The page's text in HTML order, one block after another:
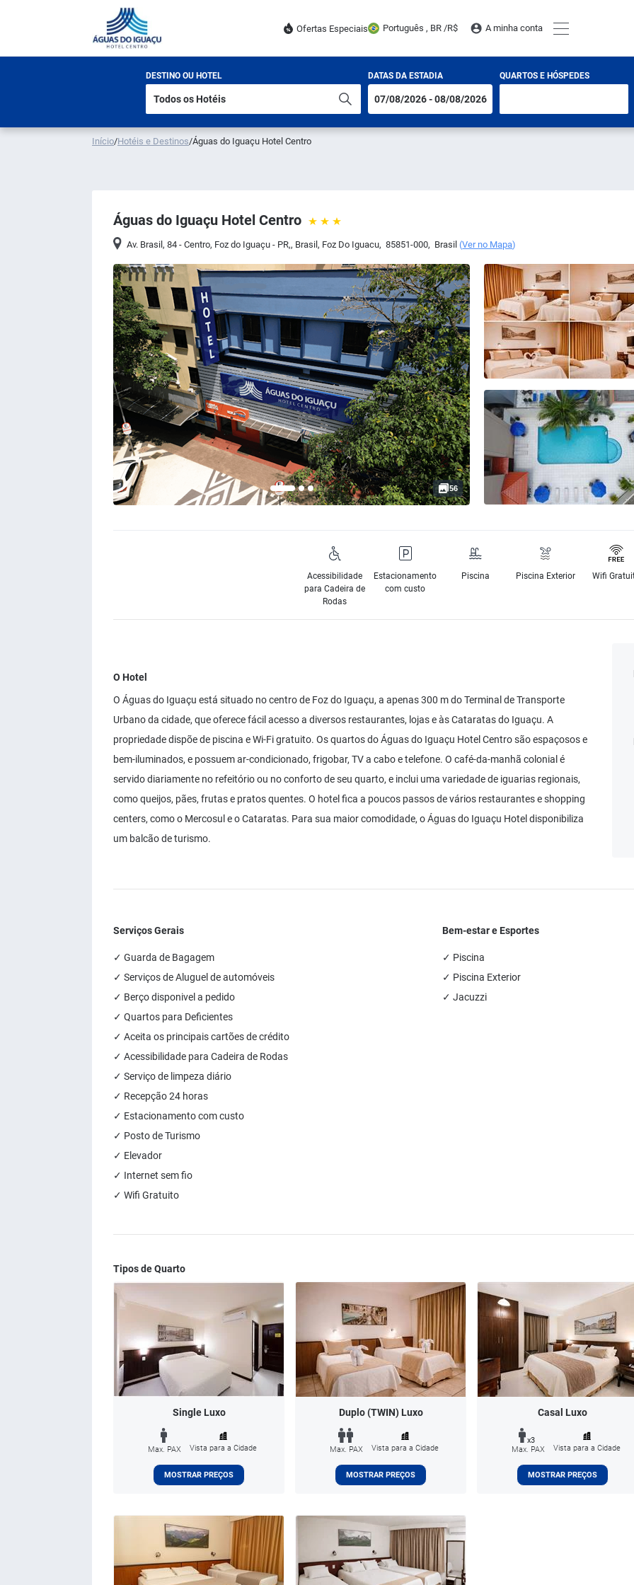
Ofertas Especiais Português , BR /R$ A minha conta
DESTINO OU HOTEL DATAS DA ESTADIA QUARTOS E HÓSPEDES
Início/Hotéis e Destinos/Águas do Iguaçu Hotel Centro
Águas do Iguaçu Hotel Centro
Av. Brasil, 84 - Centro, Foz do Iguaçu - PR,, Brasil, Foz Do Iguacu, 85851-000, Brasil (Ver no Mapa)
56
Acessibilidade
para Cadeira de
Rodas
Estacionamento
com custo
Piscina Piscina Exterior Wifi
O Hotel
O Águas do Iguaçu está situado no centro de Foz do Iguaçu, a apenas 300 m do Terminal de Transporte
Urbano da cidade, que oferece fácil acesso a diversos restaurantes, lojas e às Cataratas do Iguaçu. A
propriedade dispõe de piscina e Wi-Fi gratuito. Os quartos do Águas do Iguaçu Hotel Centro são espaçosos e
bem-iluminados, e possuem ar-condicionado, frigobar, TV a cabo e telefone. O café-da-manhã colonial é
servido diariamente no refeitório ou no conforto de seu quarto, e inclui uma variedade de iguarias regionais,
como queijos, pães, frutas e pratos quentes. O hotel fica a poucos passos de vários restaurantes e shopping
centers, como o Mercosul e o Cataratas. Para sua maior comodidade, o Águas do Iguaçu Hotel disponibiliza
um balcão de turismo.
Serviços Gerais
✓ Guarda de Bagagem
✓ Serviços de Aluguel de automóveis
✓ Berço disponivel a pedido
✓ Quartos para Deficientes
✓ Aceita os principais cartões de crédito
✓ Acessibilidade para Cadeira de Rodas
✓ Serviço de limpeza diário
✓ Recepção 24 horas
✓ Estacionamento com custo
✓ Posto de Turismo
✓ Elevador
✓ Internet sem fio
✓ Wifi Gratuito
Bem-estar e Esportes
✓ Piscina
✓ Piscina Exterior
✓ Jacuzzi
Tipos de Quarto
Single Luxo
Max. PAX Vista para a Cidade
MOSTRAR PREÇOS
Duplo (TWIN) Luxo
Max. PAX Vista para a Cidade
MOSTRAR PREÇOS
Casal Luxo
x3
Max. PAX
Vista para a Cidade
MOSTRAR PREÇOS